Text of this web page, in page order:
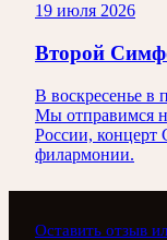
19 июля 2026
Второй
В воскресенье в
Мы отправимся
России, концерт
филармонии.
Оставить отзыв